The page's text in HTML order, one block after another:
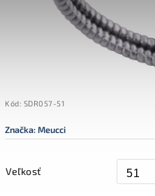
Kód: SDR057-51
Značka:Meucci
Veľkosť